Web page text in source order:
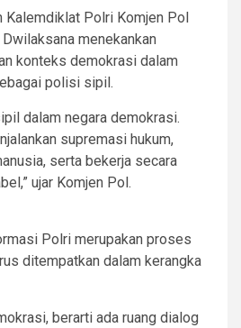
Kalemdiklat Polri Komjen Pol
menekankan
konteks demokrasi dalam
polisi sipil.
dalam negara demokrasi.
supremasi hukum,
serta bekerja secara
ujar Komjen Pol.
Polri merupakan proses
ditempatkan dalam kerangka
berarti ada ruang dialog